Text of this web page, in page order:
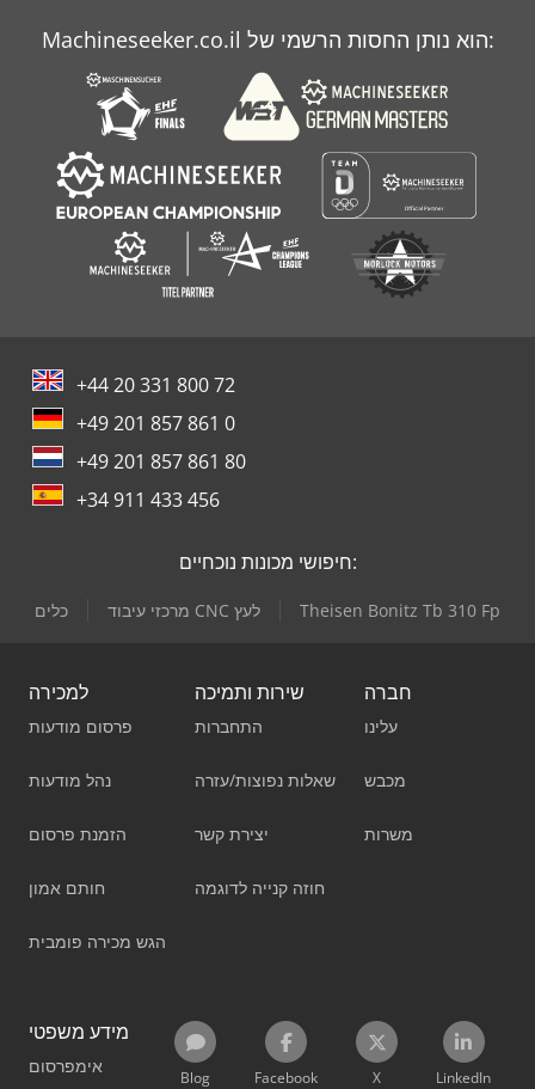
Case Ih Mx 285
Case Ih Mxm 130
Machineseeker.co.il הוא נותן החסות הרשמי של:
+44 20 331 800 72
+49 201 857 861 0
+49 201 857 861 80
+34 911 433 456
חיפושי מכונות נוכחיים:
כלים מרכזי עיבוד CNC לעץ Theisen Bonitz Tb 310 Fp
למכירה
פרסום מודעות
נהל מודעות
הזמנת פרסום
חותם אמון
הגש מכירה פומבית
שירות ותמיכה
התחברות
שאלות נפוצות/עזרה
יצירת קשר
חוזה קנייה לדוגמה
חברה
עלינו
מכבש
משרות
מידע משפטי
אימפרסום
Blog Facebook X LinkedIn